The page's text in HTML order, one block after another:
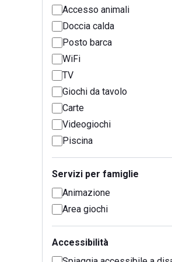
Accesso animali
Doccia calda
Posto barca
WiFi
TV
Giochi da tavolo
Carte
Videogiochi
Piscina
Servizi per famiglie
Animazione
Area giochi
Accessibilità